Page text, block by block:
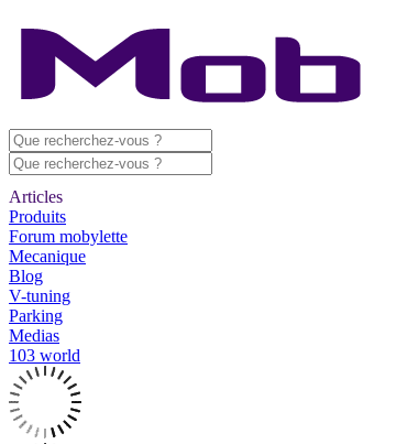
Articles
Produits
Forum mobylette
Mecanique
Blog
V-tuning
Parking
Medias
103 world